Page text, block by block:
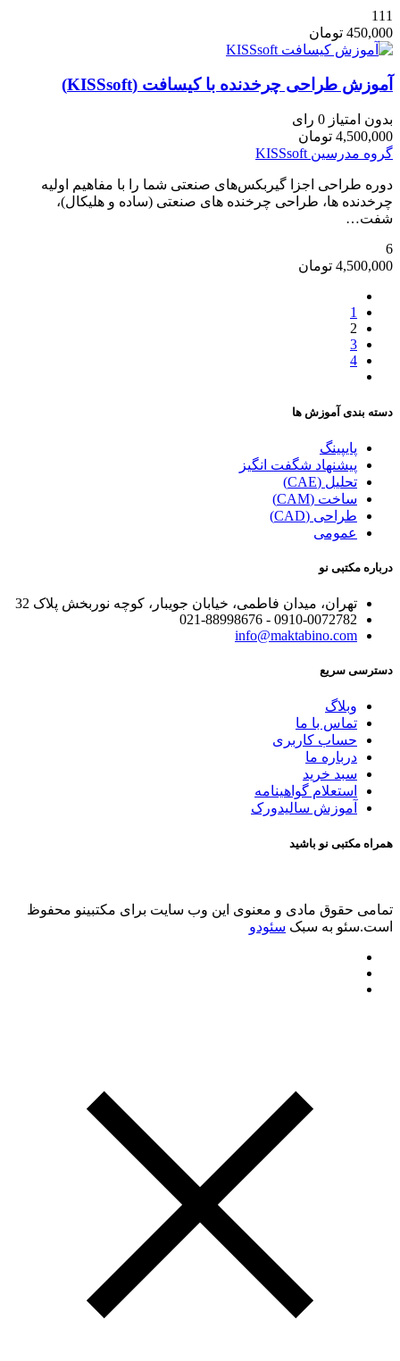
111
450,000 تومان
آموزش طراحی چرخدنده با کیسافت (KISSsoft)
بدون امتیاز 0 رای
4,500,000 تومان
گروه مدرسین KISSsoft
دوره طراحی اجزا گیربکس‌های صنعتی شما را با مفاهیم اولیه
چرخدنده ها، طراحی چرخنده های صنعتی (ساده و هلیکال)،
شفت…
6
4,500,000 تومان
1
2
3
4
دسته بندی آموزش ها
پایپینگ
پیشنهاد شگفت انگیز
تحلیل (CAE)
ساخت (CAM)
طراحی (CAD)
عمومی
درباره مکتبی نو
تهران، میدان فاطمی، خیابان جویبار، کوچه نوربخش پلاک 32
0910-0072782 - 021-88998676
info@maktabino.com
دسترسی سریع
وبلاگ
تماس با ما
حساب کاربری
درباره ما
سبد خرید
استعلام گواهینامه
آموزش سالیدورک
همراه مکتبی نو باشید
تمامی حقوق مادی و معنوی این وب سایت برای مکتبینو محفوظ
است.سئو به سبک سئودو